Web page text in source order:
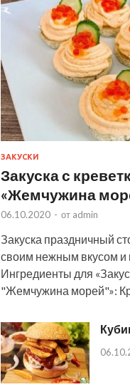
ЗАКУСКИ
Закуска с
«Жемчужина
06.10.2020 - от admin
Закуска праздничный
своим нежным вкусом и
Ингредиенты для
"Жемчужина морей"»: